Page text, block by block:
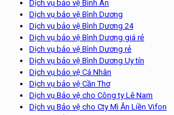
Dịch vụ bảo vệ Bình An
Dịch vụ bảo vệ Bình Dương
Dịch vụ bảo vệ Bình Dương 24
Dịch vụ bảo vệ Bình Dương giá rẻ
Dịch vụ bảo vệ Bình Dương rẻ
Dịch vụ bảo vệ Bình Dương Uy tín
Dịch vụ bảo vệ Cá Nhân
Dịch vụ bảo vệ Cần Thơ
Dịch vụ Bảo vệ cho Công ty Lê Nam
Dịch vụ Bảo vệ cho Cty Mì Ăn Liền Vifon